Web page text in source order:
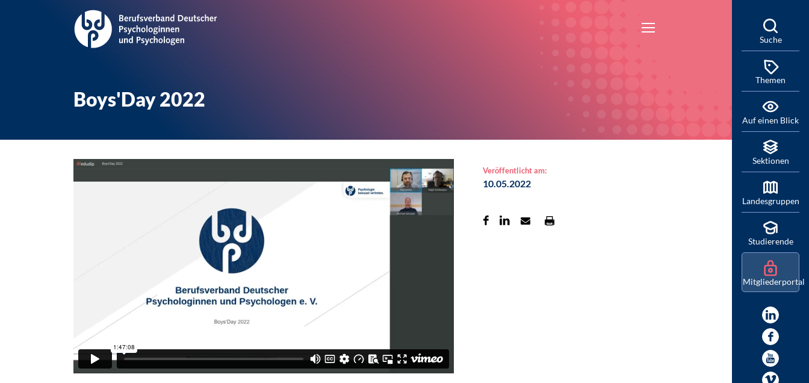
Boys'Day 2022
Veröffentlicht am:
10.05.2022
Suche
Themen
Auf einen Blick
Sektionen
Landesgruppen
Studierende
Mitgliederportal